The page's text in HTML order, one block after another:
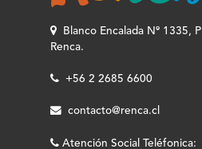
Blanco Encalada Nº 1335,
Renca.
+56 2 2685 6600
contacto@renca.cl
Atención Social Teléfonica: